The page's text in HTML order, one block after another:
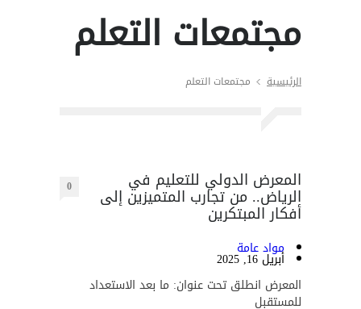
مجتمعات التعلم
الرئيسية مجتمعات التعلم
المعرض الدولي للتعليم في
الرياض.. من تجارب المتميزين إلى
أفكار المبتكرين
0
مواد عامة
أبريل 16, 2025
المعرض انطلق تحت عنوان: ما بعد الاستعداد
للمستقبل